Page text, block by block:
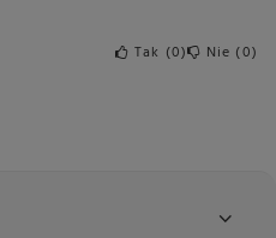
Tak 0 Nie 0